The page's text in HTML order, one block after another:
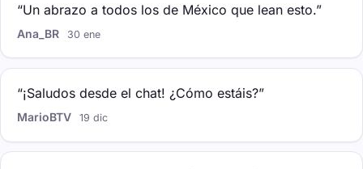
“Un abrazo a todos los de México que lean esto.”
Ana_BR 30 ene
“¡Saludos desde el chat! ¿Cómo estáis?”
MarioBTV 19 dic